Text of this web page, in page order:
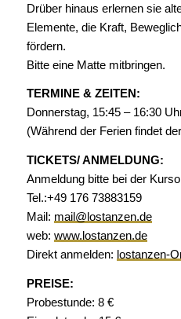
Drüber hinaus erlernen sie
Elemente, die Kraft,
fördern.
Bitte eine Matte mitbringen.
TERMINE & ZEITEN:
Donnerstag, 15:45 – 16:30
(Während der Ferien findet
TICKETS/ ANMELDUNG:
Anmeldung bitte bei der
Tel.:+49 176 73883159
Mail: mail@lostanzen.de
web: www.lostanzen.de
Direkt anmelden: lostanzen-
PREISE:
Probestunde: 8 €